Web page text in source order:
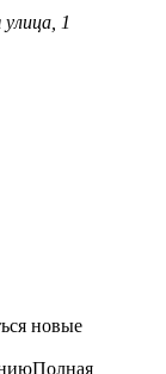
1
новые
Полная